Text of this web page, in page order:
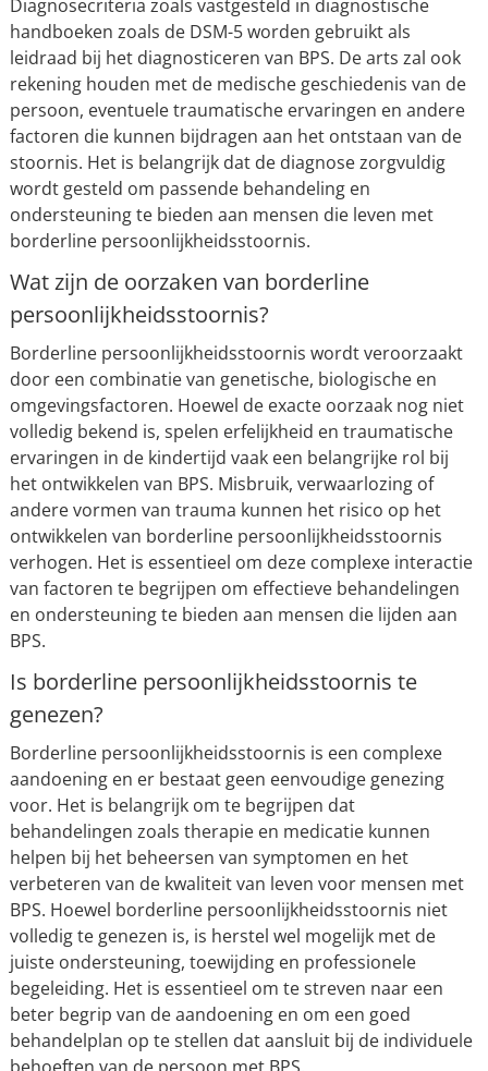
Diagnosecriteria zoals vastgesteld in diagnostische
handboeken zoals de DSM-5 worden gebruikt als
leidraad bij het diagnosticeren van BPS. De arts zal ook
rekening houden met de medische geschiedenis van de
persoon, eventuele traumatische ervaringen en andere
factoren die kunnen bijdragen aan het ontstaan van de
stoornis. Het is belangrijk dat de diagnose zorgvuldig
wordt gesteld om passende behandeling en
ondersteuning te bieden aan mensen die leven met
borderline persoonlijkheidsstoornis.
Wat zijn de oorzaken van borderline
persoonlijkheidsstoornis?
Borderline persoonlijkheidsstoornis wordt veroorzaakt
door een combinatie van genetische, biologische en
omgevingsfactoren. Hoewel de exacte oorzaak nog niet
volledig bekend is, spelen erfelijkheid en traumatische
ervaringen in de kindertijd vaak een belangrijke rol bij
het ontwikkelen van BPS. Misbruik, verwaarlozing of
andere vormen van trauma kunnen het risico op het
ontwikkelen van borderline persoonlijkheidsstoornis
verhogen. Het is essentieel om deze complexe interactie
van factoren te begrijpen om effectieve behandelingen
en ondersteuning te bieden aan mensen die lijden aan
BPS.
Is borderline persoonlijkheidsstoornis te
genezen?
Borderline persoonlijkheidsstoornis is een complexe
aandoening en er bestaat geen eenvoudige genezing
voor. Het is belangrijk om te begrijpen dat
behandelingen zoals therapie en medicatie kunnen
helpen bij het beheersen van symptomen en het
verbeteren van de kwaliteit van leven voor mensen met
BPS. Hoewel borderline persoonlijkheidsstoornis niet
volledig te genezen is, is herstel wel mogelijk met de
juiste ondersteuning, toewijding en professionele
begeleiding. Het is essentieel om te streven naar een
beter begrip van de aandoening en om een goed
behandelplan op te stellen dat aansluit bij de individuele